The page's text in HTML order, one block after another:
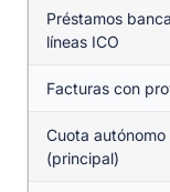
Préstamos
líneas ICO
Facturas con
Cuota
(principal)